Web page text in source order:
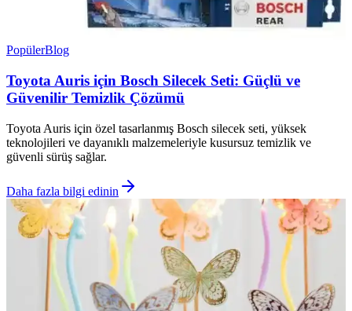
PopülerBlog
Toyota Auris için Bosch Silecek Seti: Güçlü ve
Güvenilir Temizlik Çözümü
Toyota Auris için özel tasarlanmış Bosch silecek seti, yüksek
teknolojileri ve dayanıklı malzemeleriyle kusursuz temizlik ve
güvenli sürüş sağlar.
Daha fazla bilgi edinin